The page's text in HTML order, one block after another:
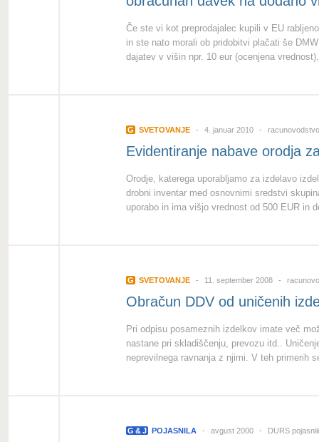
Če ste vi kot preprodajalec kupili v EU
in ste nato morali ob pridobitvi plačati še
dajatev v višin npr. 10 eur (ocenjena
G SVETOVANJE 4. januar 2010
Evidentiranje nabave orodja
Orodje, katerega uporabljamo za izdelavo
drobni inventar med osnovnimi sredstvi
uporabo in ima višjo vrednost od 500 EUR in
G SVETOVANJE 11. september 2008
Obračun DDV od uničenih
Pri odpisu posameznih izdelkov imate več
nastane pri skladiščenju, prevozu itd..
neprevilnega ravnanja z njimi. V teh primerih
G &J POJASNILA avgust 2000 DURS